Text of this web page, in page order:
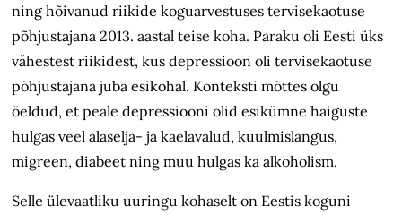
ning hõivanud riikide koguarvestuses tervisekaotuse
põhjustajana 2013. aastal teise koha. Paraku oli Eesti üks
vähestest riikidest, kus depressioon oli tervisekaotuse
põhjustajana juba esikohal. Konteksti mõttes olgu
öeldud, et peale depressiooni olid esikümne haiguste
hulgas veel alaselja- ja kaelavalud, kuulmislangus,
migreen, diabeet ning muu hulgas ka alkoholism.
Selle ülevaatliku uuringu kohaselt on Eestis koguni